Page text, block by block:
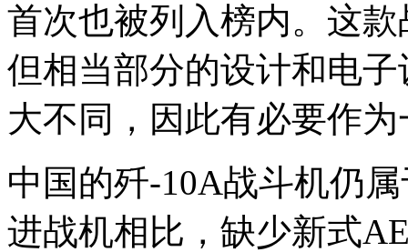
首次也被列入榜内。这
但相当部分的设计和电
大不同，因此有必要作
中国的歼-10A战斗机仍
进战机相比，缺少新式